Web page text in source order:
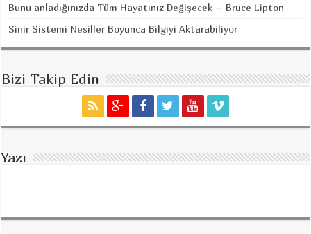
Bunu anladığınızda Tüm Hayatınız Değişecek – Bruce Lipton
Sinir Sistemi Nesiller Boyunca Bilgiyi Aktarabiliyor
Bizi Takip Edin
Yazı